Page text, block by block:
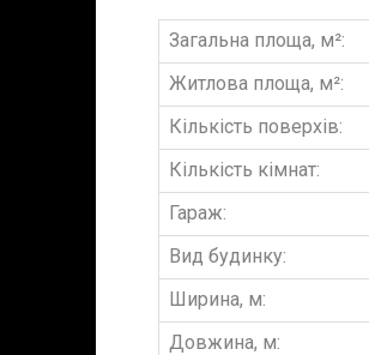
Загальна площа, м²:
Житлова площа, м²:
Кількість поверхів:
Кількість кімнат:
Гараж:
Вид будинку:
Ширина, м:
Довжина, м: